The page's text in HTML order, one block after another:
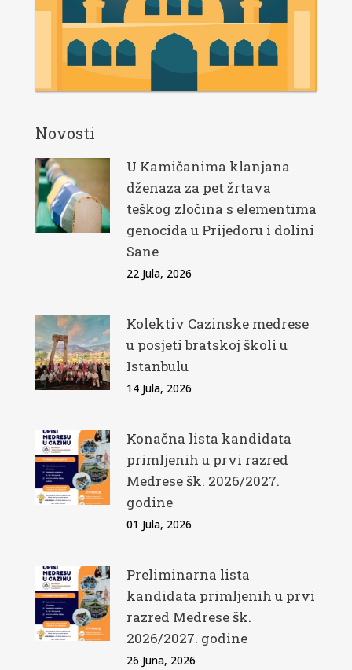
Novosti
U Kamičanima klanjana
dženaza za pet žrtava
teškog zločina s elementima
genocida u Prijedoru i dolini
Sane
22 Jula, 2026
Kolektiv Cazinske medrese
u posjeti bratskoj školi u
Istanbulu
14 Jula, 2026
Konačna lista kandidata
primljenih u prvi razred
Medrese šk. 2026/2027.
godine
01 Jula, 2026
Preliminarna lista
kandidata primljenih u prvi
razred Medrese šk.
2026/2027. godine
26 Juna, 2026